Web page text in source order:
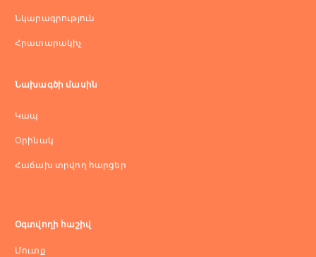
Նկարագրություն
Հրատարակիչ
Նախագծի մասին
Կապ
Оրինակ
Հաճախ տրվող հարցեր
Օգտվողի հաշիվ
Մուտք